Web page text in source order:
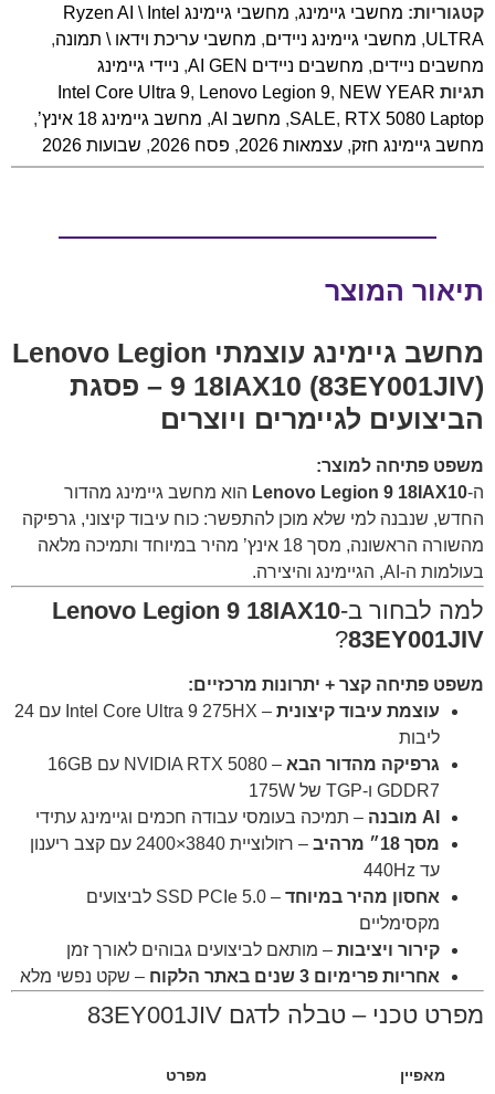
קטגוריות: מחשבי גיימינג,
מחשבי גיימינג Ryzen AI \ Intel
ULTRA
, מחשבי גיימינג ניידים, מחשבי עריכת וידאו \ תמונה,
מחשבים ניידים, מחשבים ניידים AI GEN , ניידי גיימינג
תגיות
Intel Core Ultra 9, Lenovo Legion 9, NEW YEAR
SALE, RTX 5080 Laptop
, מחשב AI , מחשב גיימינג 18 אינץ’
,
מחשב גיימינג חזק, עצמאות 2026 , פסח 2026 , שבועות 2026
תיאור המוצר
מחשב גיימינג עוצמתי Lenovo Legion
9 18IAX10 (83EY001JIV) – פסגת
הביצועים לגיימרים ויוצרים
משפט פתיחה למוצר:
ה-Lenovo Legion 9 18IAX10 הוא מחשב גיימינג מהדור
החדש, שנבנה למי שלא מוכן להתפשר: כוח עיבוד קיצוני, גרפיקה
מהשורה הראשונה, מסך 18 אינץ’ מהיר במיוחד ותמיכה מלאה
בעולמות ה-AI, הגיימינג והיצירה.
למה לבחור ב-Lenovo Legion 9 18IAX10
83EY001JIV
?
משפט פתיחה קצר + יתרונות מרכזיים:
עוצמת עיבוד קיצונית
– Intel Core Ultra 9 275HX עם 24
ליבות
גרפיקה מהדור הבא
– NVIDIA RTX 5080 עם 16GB
GDDR7 ו-TGP של 175W
AI מובנה
– תמיכה בעומסי עבודה חכמים וגיימינג עתידי
מסך 18״ מרהיב
– רזולוציית 3840×2400 עם קצב ריענון
עד 440Hz
אחסון מהיר במיוחד
– SSD PCIe 5.0 לביצועים
מקסימליים
קירור ויציבות – מותאם לביצועים גבוהים לאורך זמן
אחריות פרימיום 3 שנים באתר הלקוח
– שקט נפשי מלא
מפרט טכני – טבלה לדגם 83EY001JIV
מאפיין מפרט